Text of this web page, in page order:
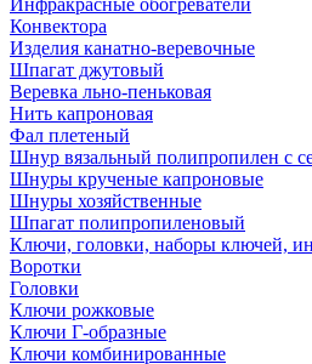
Инфракрасные обогреватели
Конвектора
Изделия канатно-веревочные
Шпагат джутовый
Веревка льно-пеньковая
Нить капроновая
Фал плетеный
Шнур вязальный полипропилен с
Шнуры крученые капроновые
Шнуры хозяйственные
Шпагат полипропиленовый
Ключи, головки, наборы ключей,
Воротки
Головки
Ключи рожковые
Ключи Г-образные
Ключи комбинированные